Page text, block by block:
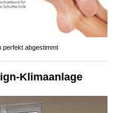
perfekt abgestimmt
Klimaanlage